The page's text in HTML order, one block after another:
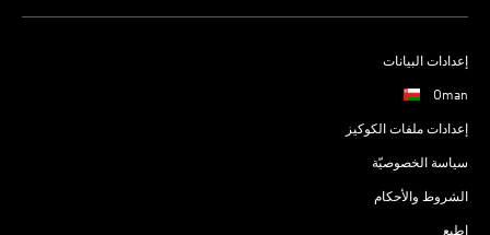
إعدادات البيانات
Oman
إعدادات ملفات الكوكيز
سياسة الخصوصيّة
الشروط والأحكام
اطبع